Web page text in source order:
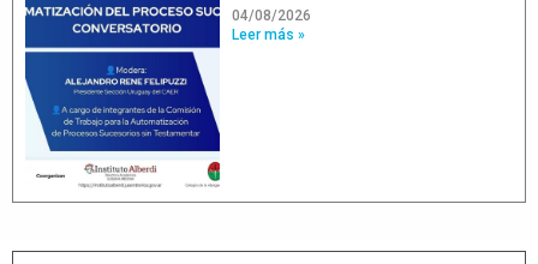
04/08/2026
Leer más »